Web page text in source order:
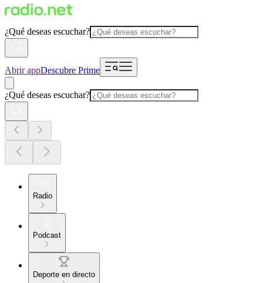
¿Qué deseas escuchar?
Abrir appDescubre Prime
¿Qué deseas escuchar?
Radio
Podcast
Deporte en directo